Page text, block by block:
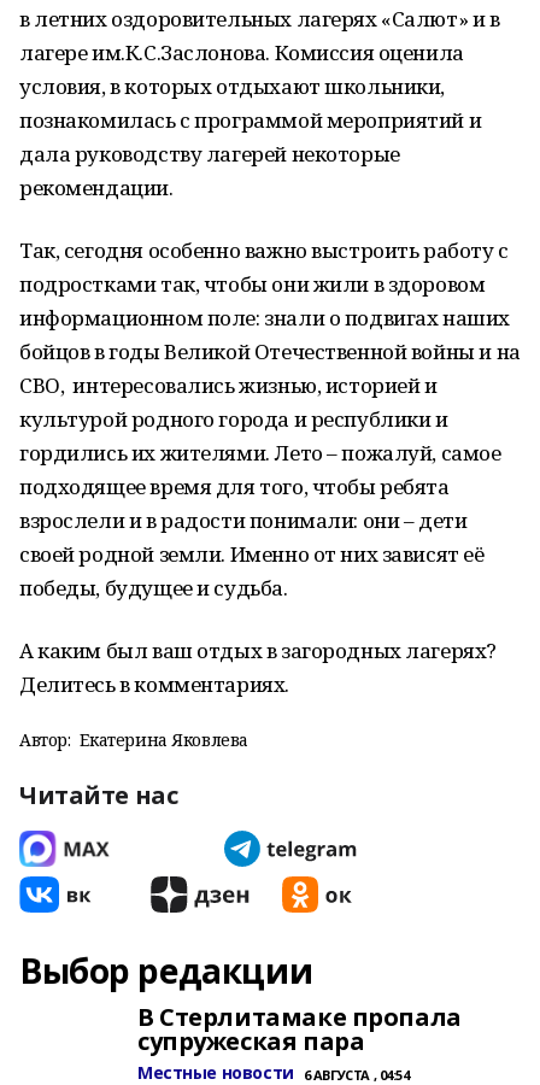
в летних оздоровительных лагерях «Салют» и в
лагере им.К.С.Заслонова. Комиссия оценила
условия, в которых отдыхают школьники,
познакомилась с программой мероприятий и
дала руководству лагерей некоторые
рекомендации.
Так, сегодня особенно важно выстроить работу с
подростками так, чтобы они жили в здоровом
информационном поле: знали о подвигах наших
бойцов в годы Великой Отечественной войны и на
СВО, интересовались жизнью, историей и
культурой родного города и республики и
гордились их жителями. Лето – пожалуй, самое
подходящее время для того, чтобы ребята
взрослели и в радости понимали: они – дети
своей родной земли. Именно от них зависят её
победы, будущее и судьба.
А каким был ваш отдых в загородных лагерях?
Делитесь в комментариях.
Автор: Екатерина Яковлева
Читайте нас
Выбор редакции
В Стерлитамаке пропала
супружеская пара
Местные новости 6 АВГУСТА , 04:54